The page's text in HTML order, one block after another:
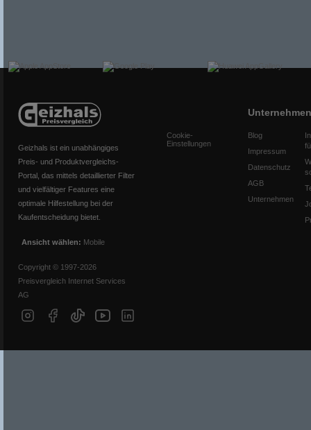
Geizhals ist ein unabhängiges
Preis- und Produktvergleichs-
Portal, das mittels detaillierter Filter
und vielfältiger Features eine
optimale Hilfestellung bei der
Kaufentscheidung bietet.
Ansicht wählen: Mobile
Copyright © 1997-2026
Preisvergleich Internet Services
AG
Cookie-
Einstellungen
Unternehmen
Blog
Impressum
Datenschutz
AGB
Unternehmen